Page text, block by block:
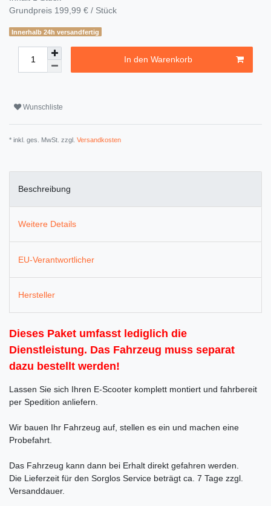
Grundpreis 199,99 € / Stück
Innerhalb 24h versandfertig
In den Warenkorb
Wunschliste
* inkl. ges. MwSt. zzgl. Versandkosten
Beschreibung
Weitere Details
EU-Verantwortlicher
Hersteller
Dieses Paket umfasst lediglich die
Dienstleistung. Das Fahrzeug muss separat
dazu bestellt werden!
Lassen Sie sich Ihren E-Scooter komplett montiert und fahrbereit
per Spedition anliefern.
Wir bauen Ihr Fahrzeug auf, stellen es ein und machen eine
Probefahrt.
Das Fahrzeug kann dann bei Erhalt direkt gefahren werden.
Die Lieferzeit für den Sorglos Service beträgt ca. 7 Tage zzgl.
Versanddauer.